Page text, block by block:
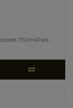
750mlPaís: